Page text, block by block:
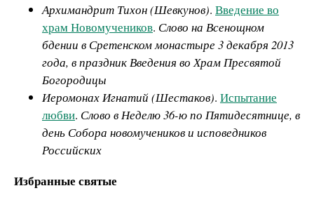
Архимандрит Тихон (Шевкунов). Введение во
храм Новомучеников. Слово на Всенощном
бдении в Сретенском монастыре 3 декабря 2013
года, в праздник Введения во Храм Пресвятой
Богородицы
Иеромонах Игнатий (Шестаков). Испытание
любви. Слово в Неделю 36-ю по Пятидесятнице, в
день Собора новомучеников и исповедников
Российских
Избранные святые